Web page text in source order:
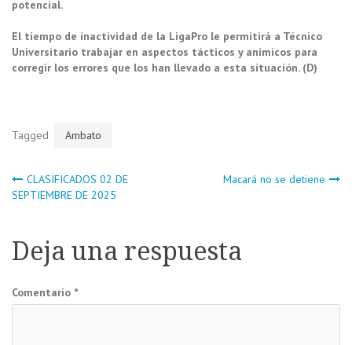
potencial.
El tiempo de inactividad de la LigaPro le permitirá a Técnico
Universitario trabajar en aspectos tácticos y anímicos para
corregir los errores que los han llevado a esta situación. (D)
Tagged Ambato
Navegación
entradas
CLASIFICADOS 02 DE
SEPTIEMBRE DE 2025
Macará no se detiene
Deja una respuesta
Comentario *